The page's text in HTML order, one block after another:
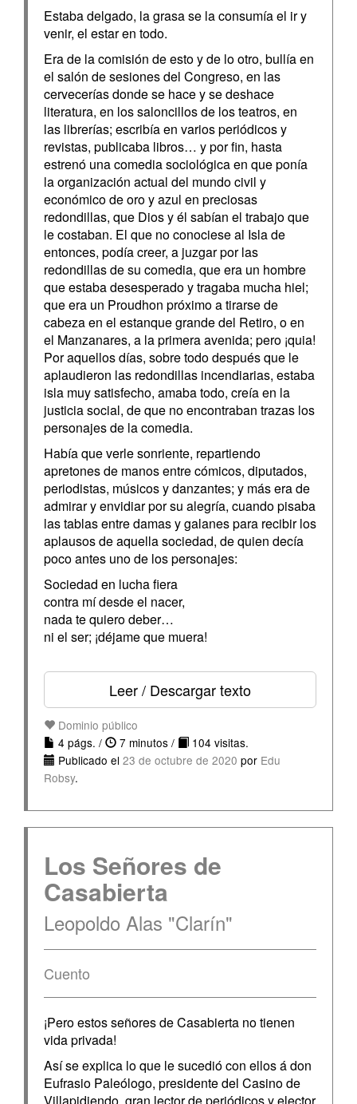
Estaba delgado, la grasa se la consumía el ir y
venir, el estar en todo.
Era de la comisión de esto y de lo otro, bullía en
el salón de sesiones del Congreso, en las
cervecerías donde se hace y se deshace
literatura, en los saloncillos de los teatros, en
las librerías; escribía en varios periódicos y
revistas, publicaba libros… y por fin, hasta
estrenó una comedia sociológica en que ponía
la organización actual del mundo civil y
económico de oro y azul en preciosas
redondillas, que Dios y él sabían el trabajo que
le costaban. El que no conociese al Isla de
entonces, podía creer, a juzgar por las
redondillas de su comedia, que era un hombre
que estaba desesperado y tragaba mucha hiel;
que era un Proudhon próximo a tirarse de
cabeza en el estanque grande del Retiro, o en
el Manzanares, a la primera avenida; pero ¡quia!
Por aquellos días, sobre todo después que le
aplaudieron las redondillas incendiarias, estaba
isla muy satisfecho, amaba todo, creía en la
justicia social, de que no encontraban trazas los
personajes de la comedia.
Había que verle sonriente, repartiendo
apretones de manos entre cómicos, diputados,
periodistas, músicos y danzantes; y más era de
admirar y envidiar por su alegría, cuando pisaba
las tablas entre damas y galanes para recibir los
aplausos de aquella sociedad, de quien decía
poco antes uno de los personajes:
Sociedad en lucha fiera
contra mí desde el nacer,
nada te quiero deber…
ni el ser; ¡déjame que muera!
Leer / Descargar texto
Dominio público
4 págs. /
7 minutos /
104 visitas.
Publicado el 23 de octubre de 2020 por Edu
Robsy.
Los Señores de
Casabierta
Leopoldo Alas "Clarín"
Cuento
¡Pero estos señores de Casabierta no tienen
vida privada!
Así se explica lo que le sucedió con ellos á don
Eufrasio Paleólogo, presidente del Casino de